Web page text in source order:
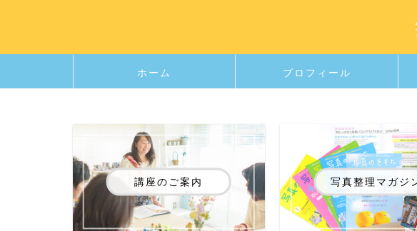
ホーム プロフィール
講座のご案内 写真整理マガジ